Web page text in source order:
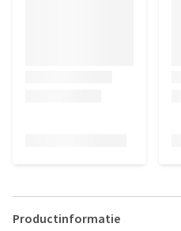
Productinformatie